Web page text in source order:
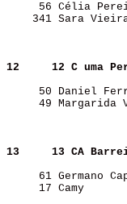
56 Célia
341 Sara
12 12 C
50 Daniel
49 Margarida
13 13
61 Germano
17 Camy